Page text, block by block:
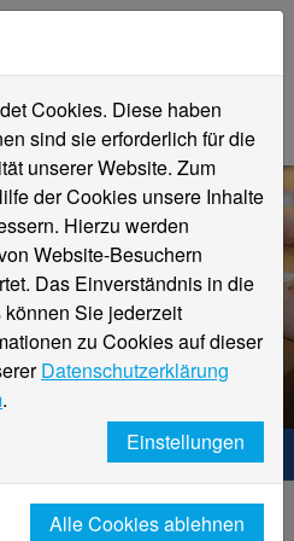
Niederrhein. Dein Weg.
Detail
Cookies. Diese haben
sind sie erforderlich für die
unserer Website. Zum
der Cookies unsere Inhalte
Hierzu werden
Website-Besuchern
Das Einverständnis in die
Sie jederzeit
zu Cookies auf dieser
Datenschutzerklärung
.
Einstellungen
Alle Cookies ablehnen